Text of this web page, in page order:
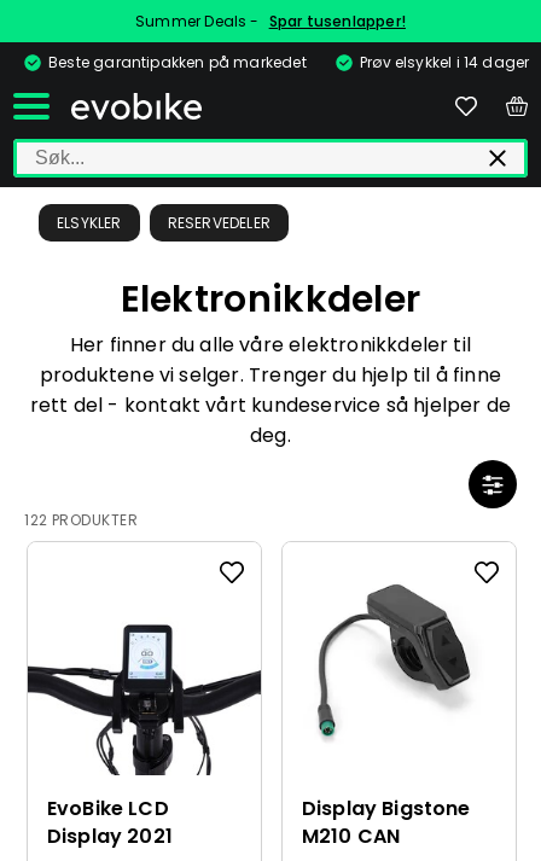
Summer Deals - Spar tusenlapper!
Beste garantipakken på markedet
Prøv elsykkel i 14 dager
ELSYKLER RESERVEDELER
Elektronikkdeler
Her finner du alle våre elektronikkdeler til
produktene vi selger. Trenger du hjelp til å finne
rett del - kontakt vårt kundeservice så hjelper de
deg.
122 PRODUKTER
EvoBike LCD
Display 2021
Display Bigstone
M210 CAN